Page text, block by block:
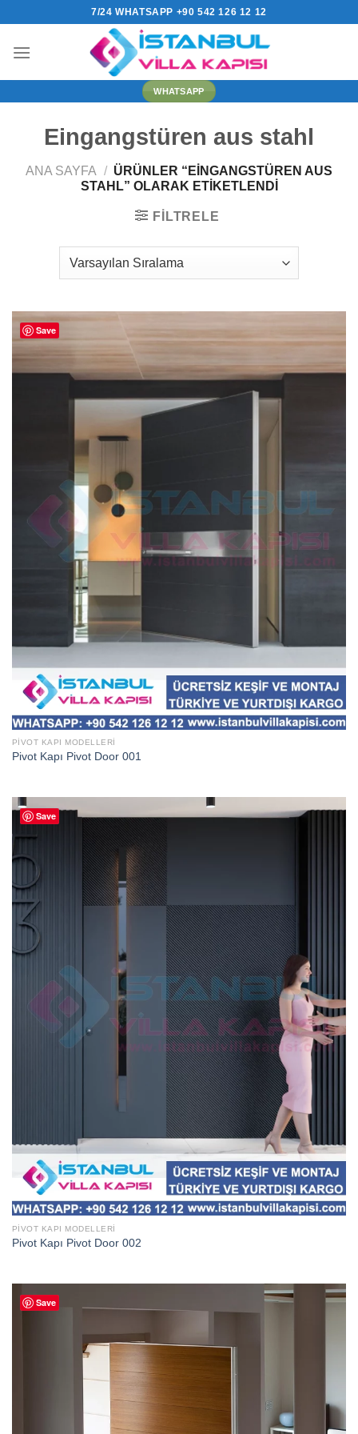
7/24 WHATSAPP +90 542 126 12 12
WHATSAPP
Eingangstüren aus stahl
ANA SAYFA / ÜRÜNLER “EINGANGSTÜREN AUS
STAHL” OLARAK ETIKETLENDI
FILTRELE
Save
PIVOT KAPI MODELLERI
Pivot Kapı Pivot Door 001
Save
PIVOT KAPI MODELLERI
Pivot Kapı Pivot Door 002
Save